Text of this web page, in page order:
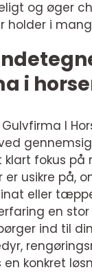
og øger
holder i
i
I
fokus på
er usikre på,
eller
en stor
ind til
konkret